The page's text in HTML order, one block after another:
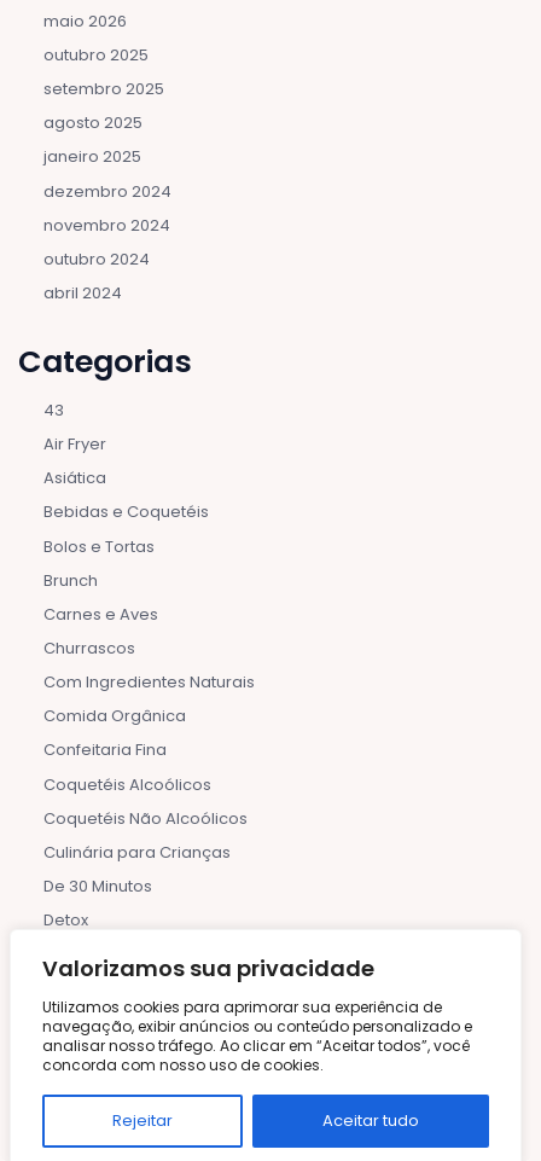
Valorizamos sua privacidade
Utilizamos cookies para aprimorar sua experiência de
navegação, exibir anúncios ou conteúdo personalizado e
analisar nosso tráfego. Ao clicar em “Aceitar todos”, você
concorda com nosso uso de cookies.
Rejeitar Aceitar tudo
maio 2026
outubro 2025
setembro 2025
agosto 2025
janeiro 2025
dezembro 2024
novembro 2024
outubro 2024
abril 2024
Categorias
43
Air Fryer
Asiática
Bebidas e Coquetéis
Bolos e Tortas
Brunch
Carnes e Aves
Churrascos
Com Ingredientes Naturais
Comida Orgânica
Confeitaria Fina
Coquetéis Alcoólicos
Coquetéis Não Alcoólicos
Culinária para Crianças
De 30 Minutos
Detox
Dia das Mães
Dicas e Informações
Doces e Sobremesas Geladas
Etiqueta à Mesa
Festas de Aniversário